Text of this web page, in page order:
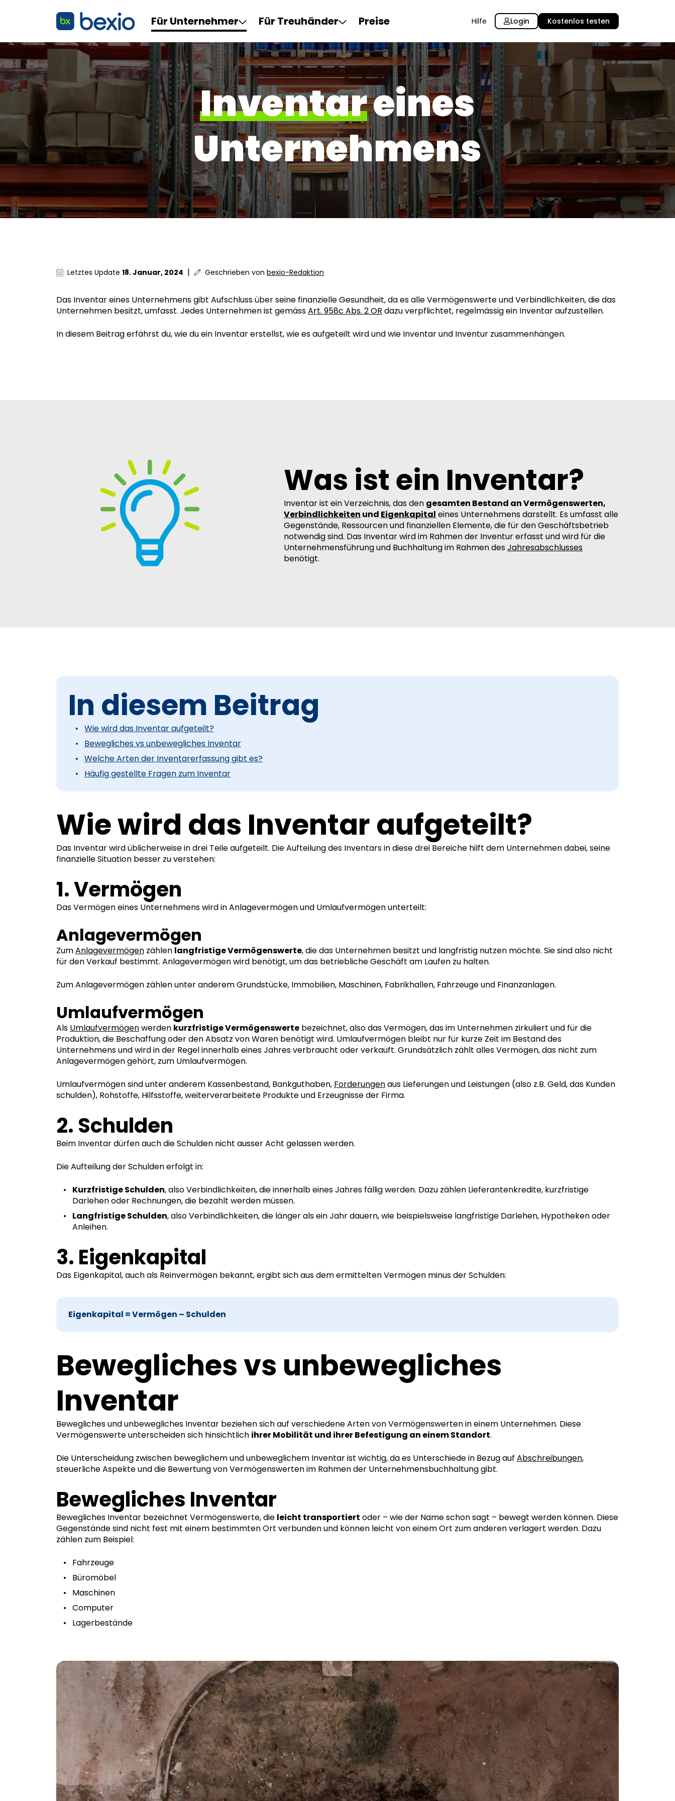
Für Unternehmer Für Treuhänder Preise Hilfe Login Kostenlos testen
Inventareines
Unternehmens
Letztes Update 18. Januar, 2024 | Geschrieben von bexio-Redaktion
Das Inventar eines Unternehmens gibt Aufschluss über seine finanzielle Gesundheit, da es alle Vermögenswerte und Verbindlichkeiten, die das
Unternehmen besitzt, umfasst. Jedes Unternehmen ist gemässArt. 958c Abs. 2 OR dazu verpflichtet, regelmässig ein Inventar aufzustellen.
In diesem Beitrag erfährst du, wie du ein Inventar erstellst, wie es aufgeteilt wird und wie Inventar und Inventur zusammenhängen.
Was ist ein Inventar?
Inventar ist ein Verzeichnis, das den gesamten Bestand an Vermögenswerten,
Verbindlichkeiten und Eigenkapital eines Unternehmens darstellt. Es umfasst alle
Gegenstände, Ressourcen und finanziellen Elemente, die für den Geschäftsbetrieb
notwendig sind. Das Inventar wird im Rahmen der Inventur erfasst und wird für die
Unternehmensführung und Buchhaltung im Rahmen desJahresabschlusses
benötigt.
In diesem Beitrag
Wie wird das Inventar aufgeteilt?
Bewegliches vs unbewegliches Inventar
Welche Arten der Inventarerfassung gibt es?
Häufig gestellte Fragen zum Inventar
Wie wird das Inventar aufgeteilt?
Das Inventar wird üblicherweise in drei Teile aufgeteilt. Die Aufteilung des Inventars in diese drei Bereiche hilft dem Unternehmen dabei, seine
finanzielle Situation besser zu verstehen:
1. Vermögen
Das Vermögen eines Unternehmens wird in Anlagevermögen und Umlaufvermögen unterteilt:
Anlagevermögen
ZumAnlagevermögen zählen langfristige Vermögenswerte, die das Unternehmen besitzt und langfristig nutzen möchte. Sie sind also nicht
für den Verkauf bestimmt. Anlagevermögen wird benötigt, um das betriebliche Geschäft am Laufen zu halten.
Zum Anlagevermögen zählen unter anderem Grundstücke, Immobilien, Maschinen, Fabrikhallen, Fahrzeuge und Finanzanlagen.
Umlaufvermögen
Als Umlaufvermögenwerden kurzfristige Vermögenswerte bezeichnet, also das Vermögen, das im Unternehmen zirkuliert und für die
Produktion, die Beschaffung oder den Absatz von Waren benötigt wird. Umlaufvermögen bleibt nur für kurze Zeit im Bestand des
Unternehmens und wird in der Regel innerhalb eines Jahres verbraucht oder verkauft. Grundsätzlich zählt alles Vermögen, das nicht zum
Anlagevermögen gehört, zum Umlaufvermögen.
Umlaufvermögen sind unter anderem Kassenbestand, Bankguthaben, Forderungenaus Lieferungen und Leistungen (also z.B. Geld, das Kunden
schulden), Rohstoffe, Hilfsstoffe, weiterverarbeitete Produkte und Erzeugnisse der Firma.
2. Schulden
Beim Inventar dürfen auch die Schulden nicht ausser Acht gelassen werden.
Die Aufteilung der Schulden erfolgt in:
Kurzfristige Schulden, also Verbindlichkeiten, die innerhalb eines Jahres fällig werden. Dazu zählen Lieferantenkredite, kurzfristige
Darlehen oder Rechnungen, die bezahlt werden müssen.
Langfristige Schulden, also Verbindlichkeiten, die länger als ein Jahr dauern, wie beispielsweise langfristige Darlehen, Hypotheken oder
Anleihen.
3. Eigenkapital
Das Eigenkapital, auch als Reinvermögen bekannt, ergibt sich aus dem ermittelten Vermögen minus der Schulden:
Eigenkapital = Vermögen – Schulden
Bewegliches vs unbewegliches
Inventar
Bewegliches und unbewegliches Inventar beziehen sich auf verschiedene Arten von Vermögenswerten in einem Unternehmen. Diese
Vermögenswerte unterscheiden sich hinsichtlich ihrer Mobilität und ihrer Befestigung an einem Standort.
Die Unterscheidung zwischen beweglichem und unbeweglichem Inventar ist wichtig, da es Unterschiede in Bezug auf Abschreibungen,
steuerliche Aspekte und die Bewertung von Vermögenswerten im Rahmen der Unternehmensbuchhaltung gibt.
Bewegliches Inventar
Bewegliches Inventar bezeichnet Vermögenswerte, die leicht transportiert oder – wie der Name schon sagt – bewegt werden können. Diese
Gegenstände sind nicht fest mit einem bestimmten Ort verbunden und können leicht von einem Ort zum anderen verlagert werden. Dazu
zählen zum Beispiel:
Fahrzeuge
Büromöbel
Maschinen
Computer
Lagerbestände